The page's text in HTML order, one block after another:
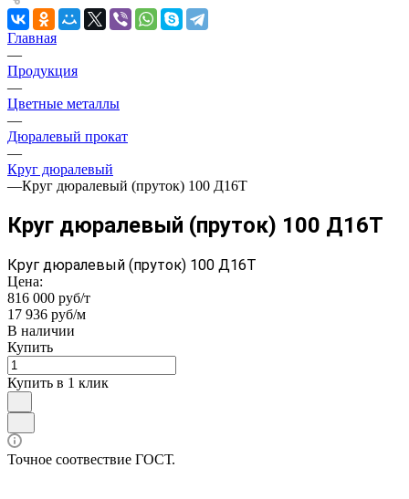
Главная
—
Продукция
—
Цветные металлы
—
Дюралевый прокат
—
Круг дюралевый
—Круг дюралевый (пруток) 100 Д16Т
Круг дюралевый (пруток) 100 Д16Т
Круг дюралевый (пруток) 100 Д16Т
Цена:
816 000 руб/т
17 936 руб/м
В наличии
Купить
Купить в 1 клик
Точное соотвествие ГОСТ.